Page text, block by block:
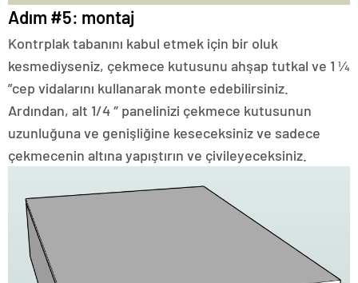
Adım #5: montaj
Kontrplak tabanını kabul etmek için bir oluk
kesmediyseniz, çekmece kutusunu ahşap tutkal ve 1 ¼
”cep vidalarını kullanarak monte edebilirsiniz.
Ardından, alt 1/4 ″ panelinizi çekmece kutusunun
uzunluğuna ve genişliğine keseceksiniz ve sadece
çekmecenin altına yapıştırın ve çivileyeceksiniz.